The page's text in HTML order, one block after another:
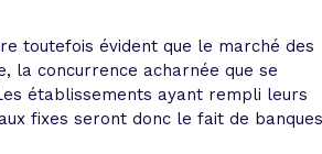
toutefois évident que le marché des
la concurrence acharnée que se
établissements ayant rempli leurs
fixes seront donc le fait de banques